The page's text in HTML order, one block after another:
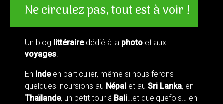
Ne circulez pas, tout est à voir !
Un blog littérairedédié à la photo et aux
voyages
En Indeen particulier, même si nous ferons
quelques incursions au Népal et au Sri Lanka, en
Thaïlande, un petit tour à Bali …et quelquefois… en